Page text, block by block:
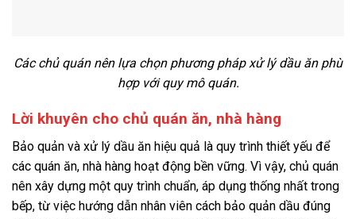
Các chủ quán nên lựa chọn phương pháp xử lý dầu ăn phù
hợp với quy mô quán.
Lời khuyên cho chủ quán ăn, nhà hàng
Bảo quản và xử lý dầu ăn hiệu quả là quy trình thiết yếu để
các quán ăn, nhà hàng hoạt động bền vững. Vì vậy, chủ quán
nên xây dựng một quy trình chuẩn, áp dụng thống nhất trong
bếp, từ việc hướng dẫn nhân viên cách bảo quản dầu đúng